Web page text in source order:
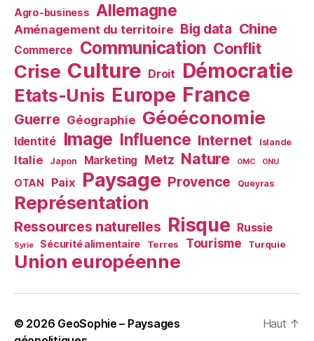
Agro-business Allemagne
Aménagement du territoire Big data Chine
Commerce Communication Conflit
Crise Culture Droit Démocratie
Etats-Unis Europe France
Guerre Géographie Géoéconomie
Identité Image Influence Internet Islande
Italie Japon Marketing Metz Nature OMC ONU
OTAN Paix Paysage Provence Queyras
Représentation
Ressources naturelles Risque Russie
Syrie Sécurité alimentaire Terres Tourisme Turquie
Union européenne
© 2026 GeoSophie – Paysages
Haut ↑